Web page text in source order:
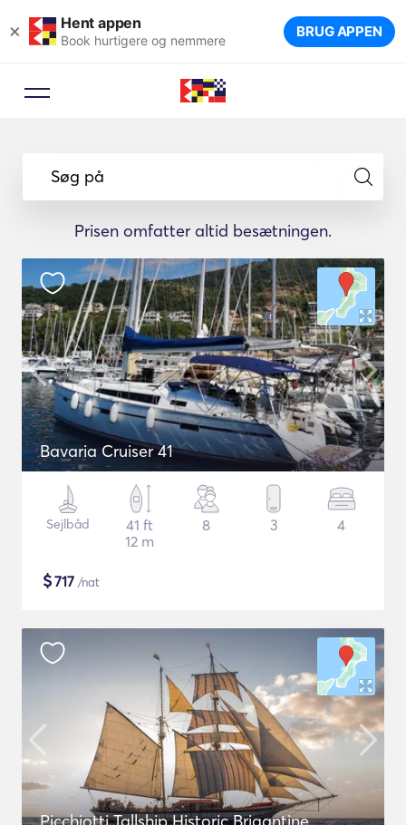
× Hent appen
Book hurtigere og nemmere BRUG APPEN
Søg på
Prisen omfatter altid besætningen.
Bavaria Cruiser 41
Sejlbåd
41 ft
12 m
8 3 4
$717 /nat